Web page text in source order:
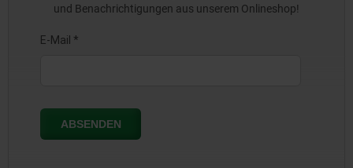
und Benachrichtigungen aus unserem Onlineshop!